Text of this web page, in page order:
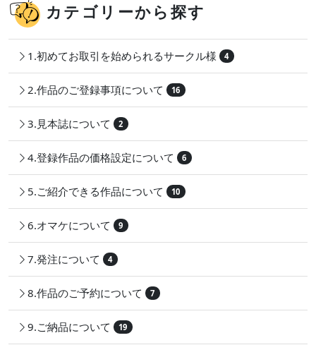
カテゴリーから探す
1.初めてお取引を始められるサークル様 4
2.作品のご登録事項について 16
3.見本誌について 2
4.登録作品の価格設定について 6
5.ご紹介できる作品について 10
6.オマケについて 9
7.発注について 4
8.作品のご予約について 7
9.ご納品について 19